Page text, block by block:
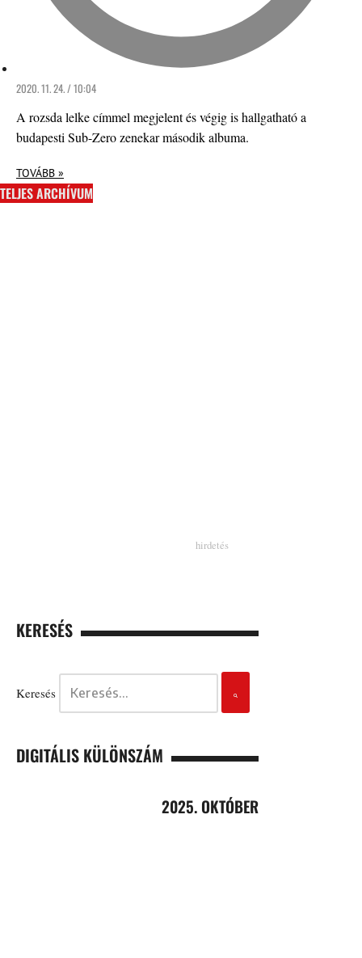
2020. 11. 24. / 10:04
A rozsda lelke címmel megjelent és végig is hallgatható a
budapesti Sub-Zero zenekar második albuma.
TOVÁBB »
TELJES ARCHÍVUM
KERESÉS
Keresés
DIGITÁLIS KÜLÖNSZÁM
2025. OKTÓBER